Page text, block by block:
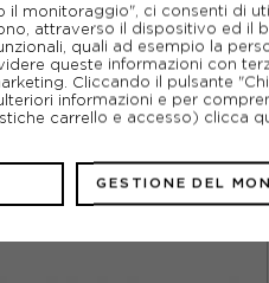
il monitoraggio", ci consenti di
attraverso il dispositivo ed il
quali ad esempio la
queste informazioni con
Cliccando il pulsante
informazioni e per
carrello e accesso) clicca
GESTIONE DEL